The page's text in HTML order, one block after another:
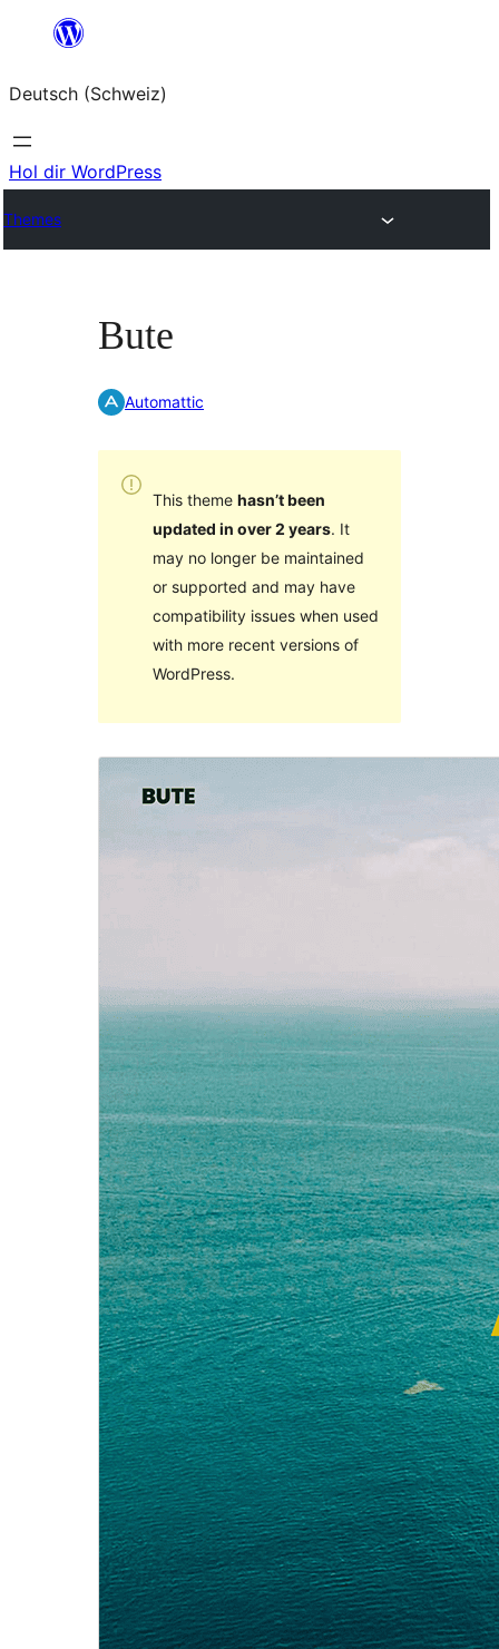
springen
Deutsch (Schweiz)
Hol dir WordPress
Themes
Bute
Automattic
This theme hasn’t been
updated in over 2 years. It
may no longer be maintained
or supported and may have
compatibility issues when used
with more recent versions of
WordPress.